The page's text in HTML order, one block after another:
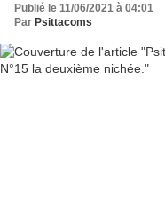
Publié le 11/06/2021 à 04:01
Par Psittacoms